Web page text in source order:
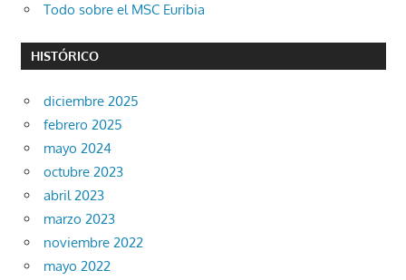
Todo sobre el MSC Euribia
HISTÓRICO
diciembre 2025
febrero 2025
mayo 2024
octubre 2023
abril 2023
marzo 2023
noviembre 2022
mayo 2022